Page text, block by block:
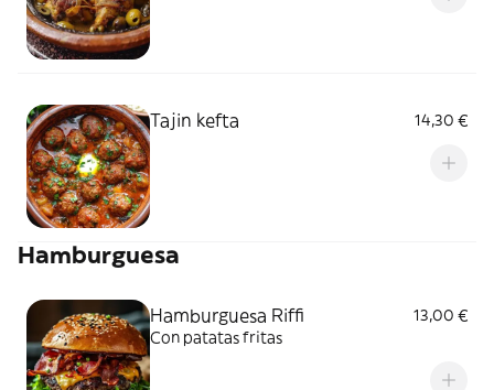
Tajin kefta 14,30 €
Hamburguesa
Hamburguesa Riffi
13,00 €
Con patatas fritas